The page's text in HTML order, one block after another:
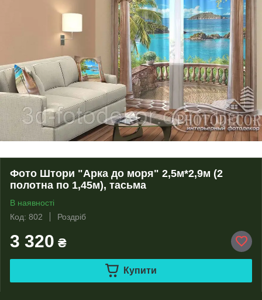
Фото Штори "Арка до моря" 2,5м*2,9м (2
полотна по 1,45м), тасьма
В наявності
Код: 802
Роздріб
3 320 ₴
Купити